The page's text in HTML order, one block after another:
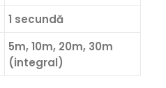
1 secundă
5m, 10m, 20m, 30m
(integral)